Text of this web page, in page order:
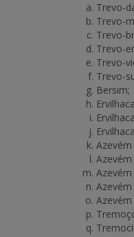
Trevo-
Trevo-
Trevo-
Trevo-
Trevo-
Trevo-
Bersim;
Azevém